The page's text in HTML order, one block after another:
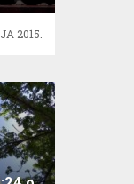
2015.